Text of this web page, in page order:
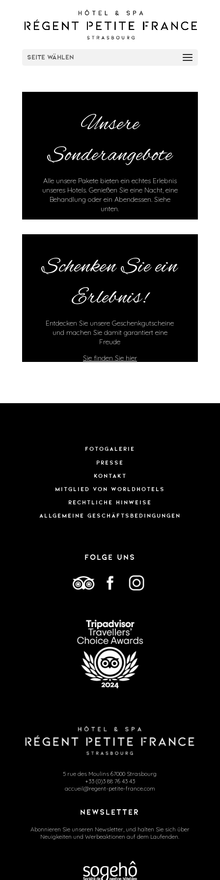
Seite wählen
Unsere
Sonderangebote
Alle unsere Pakete bieten ein echtes Erlebnis
unseres Hotels. Genießen Sie eine Nacht, eine
Behandlung oder ein Abendessen. Siehe
unten.
Schenken Sie ein
Erlebnis!
Entdecken Sie unsere Geschenkgutscheine
und machen Sie damit garantiert eine
Freude
Sie finden Sie hier
Fotogalerie
Presse
Kontakt
Mitglied von WorldHotels
Rechtliche Hinweise
ALLGEMEINE GESCHÄFTSBEDINGUNGEN
FOLGE UNS
5 rue des Moulins 67000 Strasbourg
+33 (0)3 88 76 43 43
accueil@regent-petite-france.com
NEWSLETTER
Abonnieren Sie unseren Newsletter, und halten Sie sich über
Neuigkeiten und Werbeaktionen auf dem Laufenden.